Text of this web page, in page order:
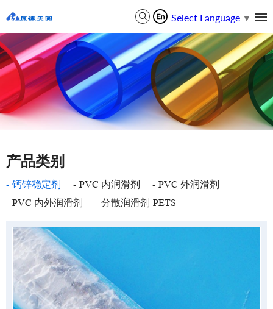
Select Language ▼
产品类别
钙锌稳定剂 PVC 内润滑剂
PVC 外润滑剂
PVC 内外润滑剂
分散润滑剂-PETS